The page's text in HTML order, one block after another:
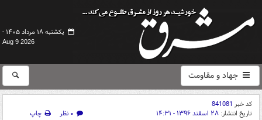
یکشنبه ۱۸ مرداد ۱۴۰۵ -
Aug 9 2026
جهاد و مقاومت
کد خبر 841081
تاریخ انتشار: ۲۸ اسفند ۱۳۹۶ - ۱۴:۳۱ ۰ نظر
چاپ